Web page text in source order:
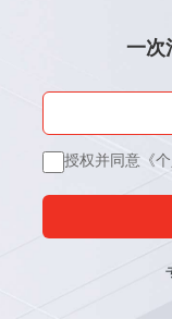
一次
授权并同意《